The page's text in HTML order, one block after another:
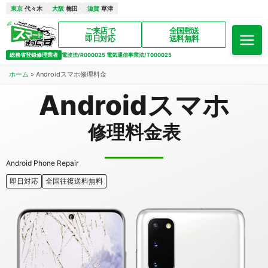
東京 代々木 大阪 梅田 滋賀 草津
ご来店で
即日対応
全国郵送
送料無料
総務省登録修理業者 電波法/R000025 電気通信事業法/T000025
ホーム » Androidスマホ修理料金
Androidスマホ
修理料金表
Android Phone Repair
即日対応
全国往復送料無料